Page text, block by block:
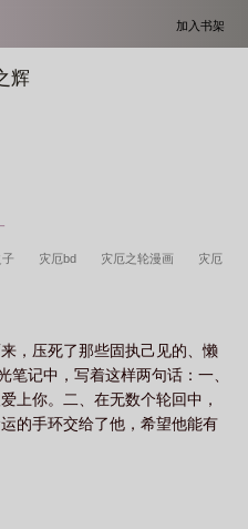
加入书架
辉
子 灾厄bd 灾厄之轮漫画 灾厄
，压死了那些固执己见的、懒
记中，写着这样两句话：一、
上你。二、在无数个轮回中，
的手环交给了他，希望他能有